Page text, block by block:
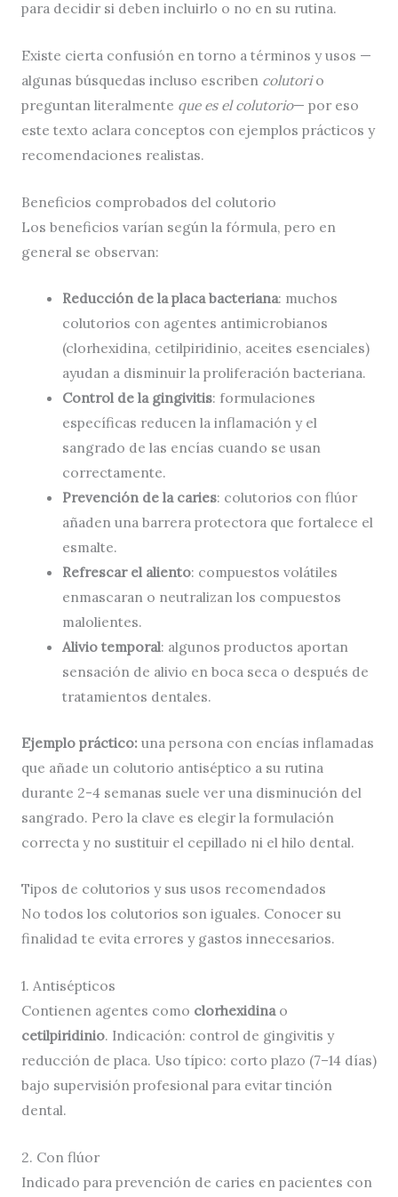
para decidir si deben incluirlo o no en su rutina.
Existe cierta confusión en torno a términos y usos —
algunas búsquedas incluso escriben colutorio
preguntan literalmente que es el colutorio— por eso
este texto aclara conceptos con ejemplos prácticos y
recomendaciones realistas.
Beneficios comprobados del colutorio
Los beneficios varían según la fórmula, pero en
general se observan:
Reducción de la placa bacteriana: muchos
colutorios con agentes antimicrobianos
(clorhexidina, cetilpiridinio, aceites esenciales)
ayudan a disminuir la proliferación bacteriana.
Control de la gingivitis: formulaciones
específicas reducen la inflamación y el
sangrado de las encías cuando se usan
correctamente.
Prevención de la caries: colutorios con flúor
añaden una barrera protectora que fortalece el
esmalte.
Refrescar el aliento: compuestos volátiles
enmascaran o neutralizan los compuestos
malolientes.
Alivio temporal: algunos productos aportan
sensación de alivio en boca seca o después de
tratamientos dentales.
Ejemplo práctico: una persona con encías inflamadas
que añade un colutorio antiséptico a su rutina
durante 2-4 semanas suele ver una disminución del
sangrado. Pero la clave es elegir la formulación
correcta y no sustituir el cepillado ni el hilo dental.
Tipos de colutorios y sus usos recomendados
No todos los colutorios son iguales. Conocer su
finalidad te evita errores y gastos innecesarios.
1. Antisépticos
Contienen agentes como clorhexidinao
cetilpiridinio. Indicación: control de gingivitis y
reducción de placa. Uso típico: corto plazo (7–14 días)
bajo supervisión profesional para evitar tinción
dental.
2. Con flúor
Indicado para prevención de caries en pacientes con